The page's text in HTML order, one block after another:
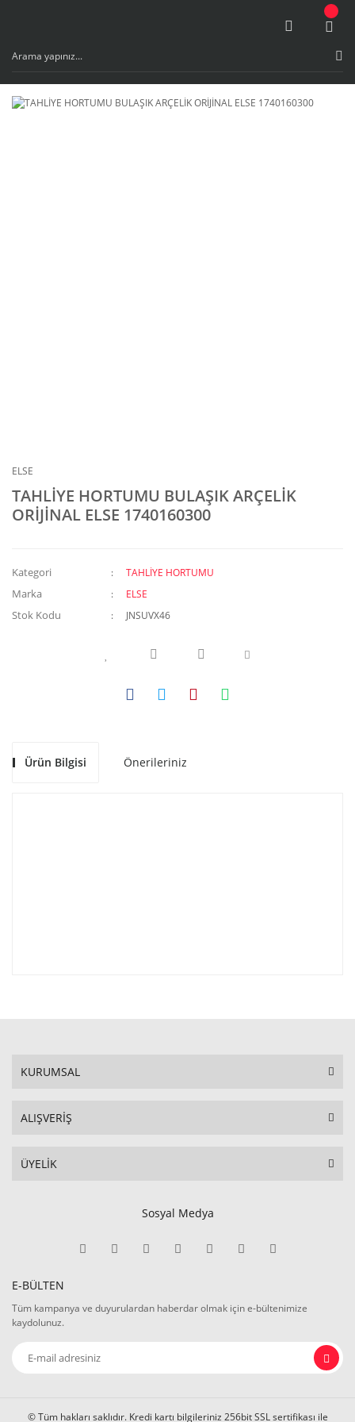
ELSE
TAHLİYE HORTUMU BULAŞIK ARÇELİK
ORİJİNAL ELSE 1740160300
Kategori TAHLİYE HORTUMU
Marka ELSE
Stok Kodu JNSUVX46
Ürün Bilgisi Önerileriniz
KURUMSAL
ALIŞVERİŞ
ÜYELİK
Sosyal Medya
E-BÜLTEN
Tüm kampanya ve duyurulardan haberdar olmak için e-bültenimize
kaydolunuz.
© Tüm hakları saklıdır. Kredi kartı bilgileriniz 256bit SSL sertifikası ile